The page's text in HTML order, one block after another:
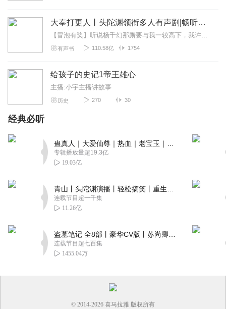
大奉打更人丨头陀渊领衔多人有声剧|畅听全集|王鹤棣、田曦薇主演影视剧原著|卖报小郎君
【冒泡有奖】听说杨千幻那厮要与我一较高下，我许七安要开始装叉了！快进入声音播放页戳下方输入框，冒个泡偷偷告诉我，我要用哪些诗词才能胜过他？说得好的，有赏！202...
有声书 110.58亿 1754
给孩子的史记1帝王雄心
主播:小宇主播讲故事
历史 270 30
经典必听
专辑播放量超19.3亿
19.03亿
连载节目超一千集
11.26亿
连载节目超七百集
1455.04万
© 2014-2026 喜马拉雅 版权所有